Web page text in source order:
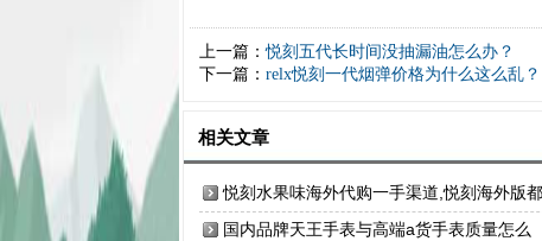
上一篇：悦刻五代长时间没抽漏油怎么办？
下一篇： relx悦刻一代烟弹价格为什么这么乱？
相关文章
悦刻水果味海外代购一手渠道,悦刻海外版都
是假的吗?
国内品牌天王手表与高端a货手表质量怎么